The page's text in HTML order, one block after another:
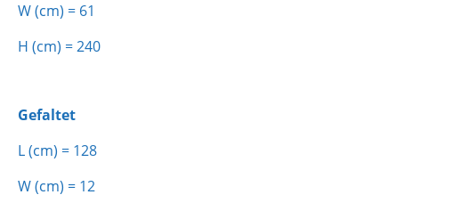
W (cm) = 61
H (cm) = 240
Gefaltet
L (cm) = 128
W (cm) = 12